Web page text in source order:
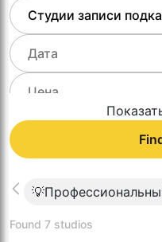
Found 7 studios